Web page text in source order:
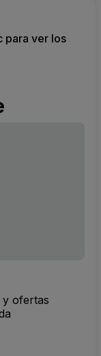
para ver los
y ofertas